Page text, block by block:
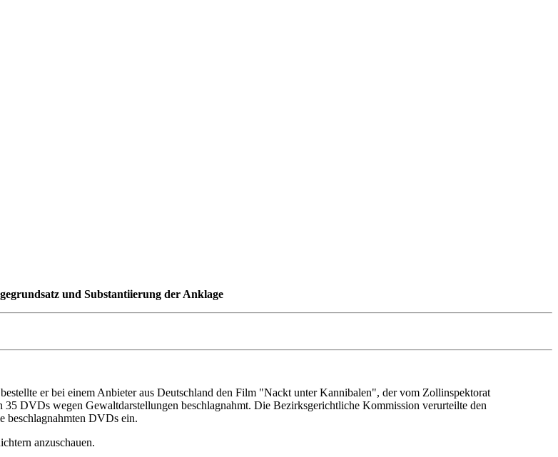
und Substantiierung der Anklage
er bei einem Anbieter aus Deutschland den Film "Nackt unter Kannibalen", der vom Zollinspektorat
DVDs wegen Gewaltdarstellungen beschlagnahmt. Die Bezirksgerichtliche Kommission verurteilte den
beschlagnahmten DVDs ein.
anzuschauen.